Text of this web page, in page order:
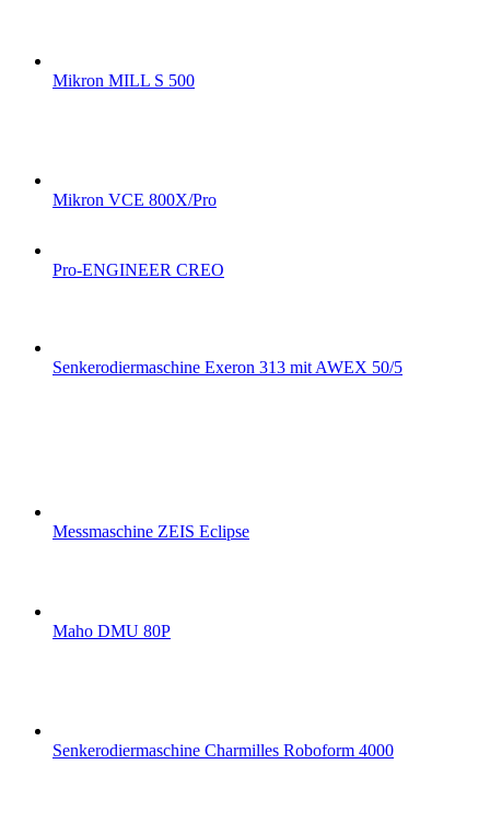
Mikron MILL S 500
Mikron VCE 800X/Pro
Pro-ENGINEER CREO
Senkerodiermaschine Exeron 313 mit AWEX 50/5
Messmaschine ZEIS Eclipse
Maho DMU 80P
Senkerodiermaschine Charmilles Roboform 4000